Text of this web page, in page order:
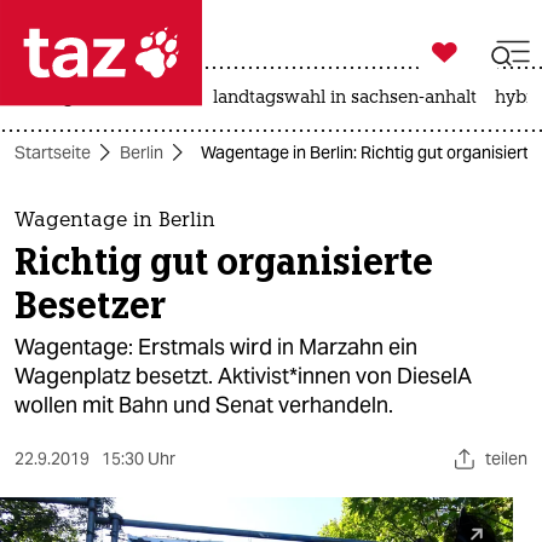
 taz zahl ich
taz zahl ich
themen
politik
öko
gesellschaft
sport

taz zahl ich
landtagswahl in sachsen-anhalt
Startseite Berlin Wagentage in Berlin: Richtig gut
Wagentage in Berlin
Richtig gut organisierte
Besetzer
Wagentage: Erstmals wird in Marzahn ein
Wagenplatz besetzt. Aktivist*innen von DieselA
wollen mit Bahn und Senat verhandeln.
22.9.2019 15:30 Uhr teilen